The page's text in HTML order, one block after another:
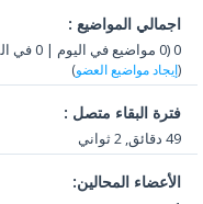
اجمالي المواضيع :
0 (0 مواضيع في اليوم | 0 في المئه من اجمالي المواضيع)
إيجاد مواضيع العضو)
فترة البقاء متصل :
49 دقائق, 2 ثواني
الأعضاء المحالين: